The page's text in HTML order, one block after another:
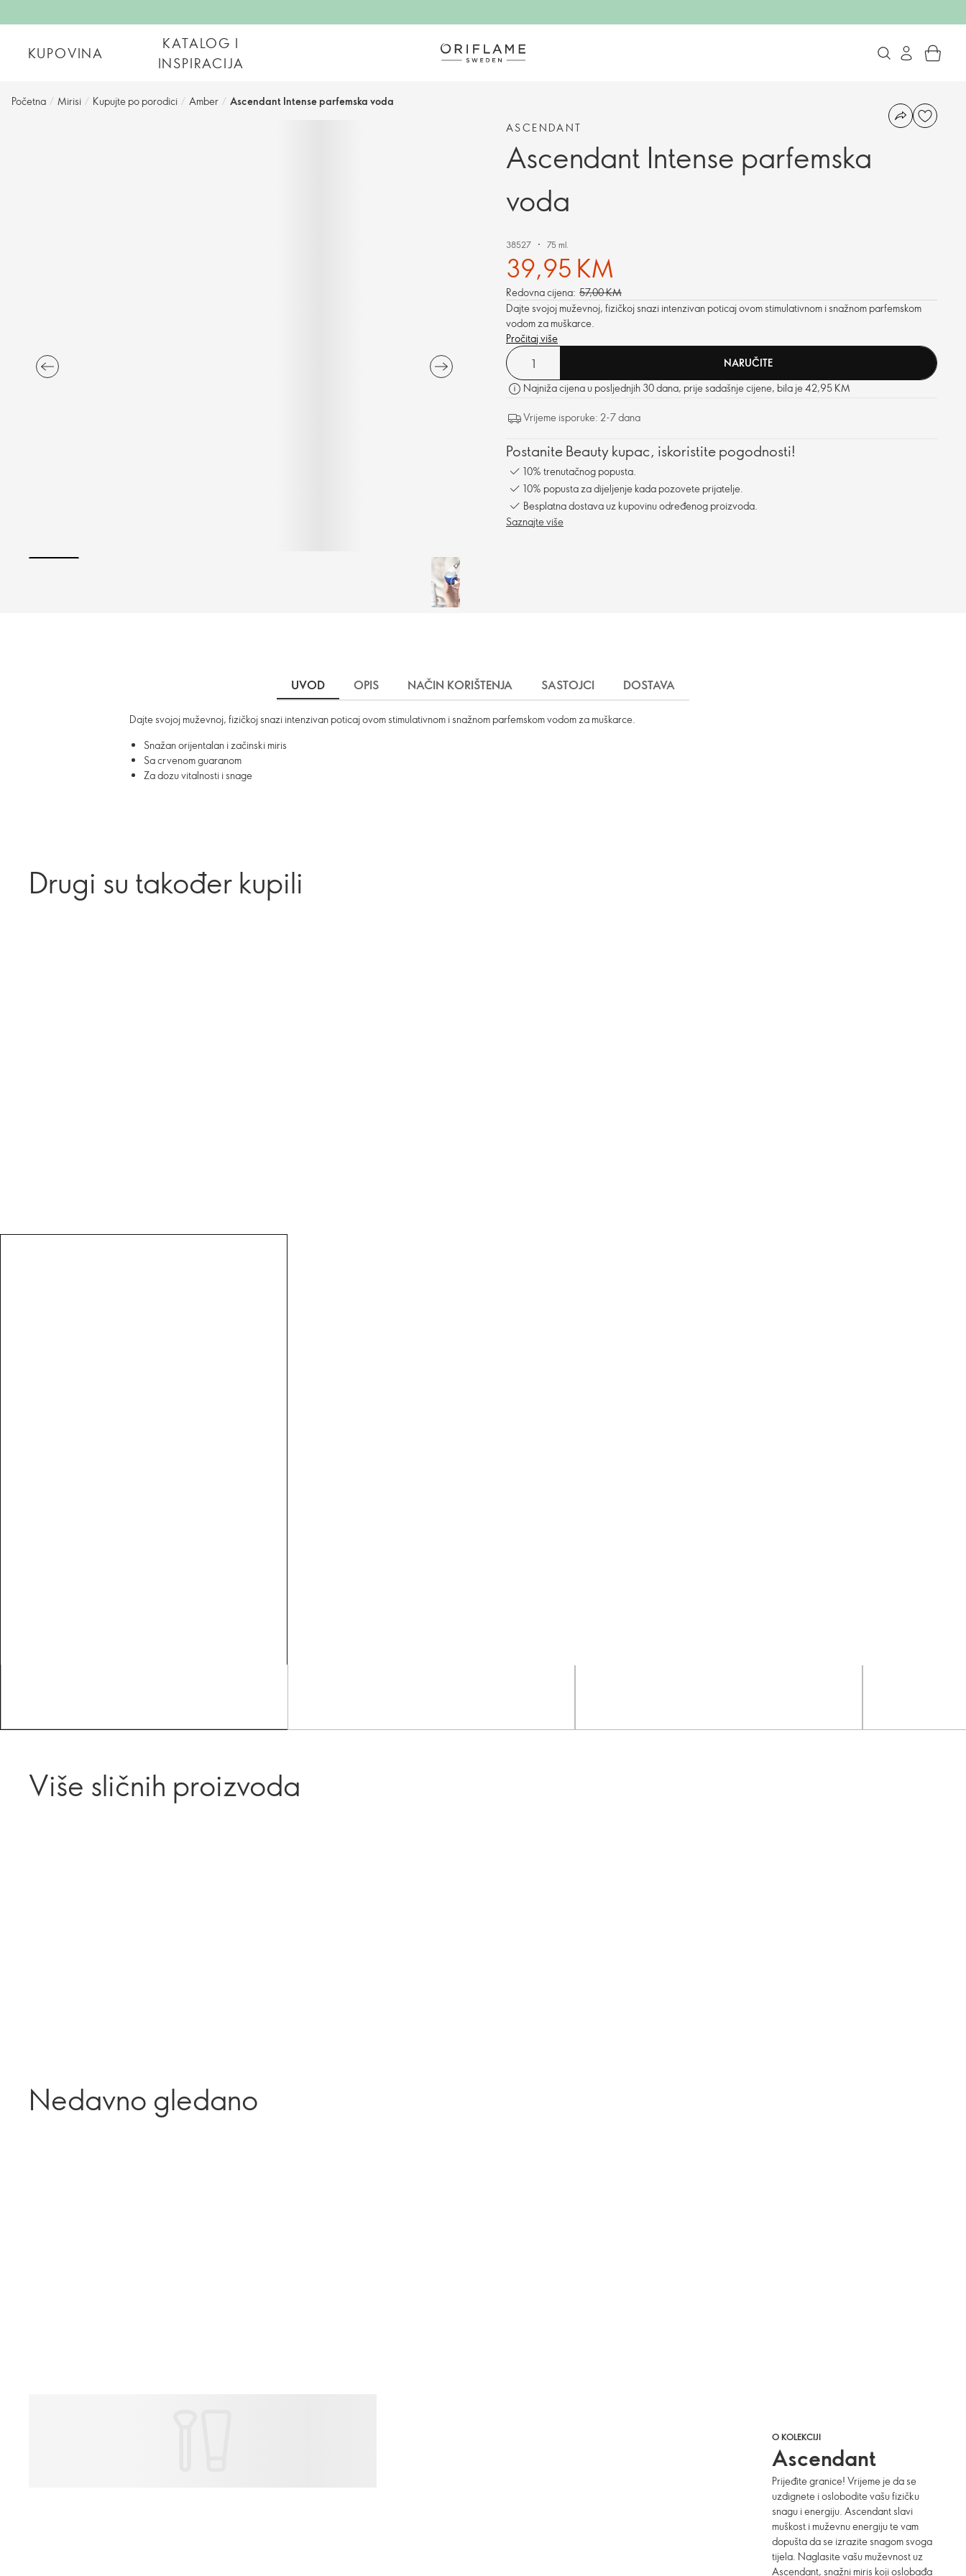
KUPOVINA
KATALOG I
INSPIRACIJA
Početna / Mirisi / Kupujte po porodici / Amber / Ascendant Intense parfemska voda
ASCENDANT
Ascendant Intense parfemska
voda
38527 75 ml.
39,95 KM
Redovna cijena: 57,00 KM
Dajte svojoj muževnoj, fizičkoj snazi intenzivan poticaj ovom stimulativnom i snažnom parfemskom
vodom za muškarce.
Pročitaj više
NARUČITE
Najniža cijena u posljednjih 30 dana, prije sadašnje cijene, bila je 42,95 KM
Vrijeme isporuke: 2-7 dana
Postanite Beauty kupac, iskoristite pogodnosti!
10% trenutačnog popusta.
10% popusta za dijeljenje kada pozovete prijatelje.
Besplatna dostava uz kupovinu određenog proizvoda.
Saznajte više
UVOD OPIS NAČIN KORIŠTENJA SASTOJCI DOSTAVA
Dajte svojoj muževnoj, fizičkoj snazi intenzivan poticaj ovom stimulativnom i snažnom parfemskom vodom za muškarce.
Snažan orijentalan i začinski miris
Sa crvenom guaranom
Za dozu vitalnosti i snage
Drugi su također kupili
Više sličnih proizvoda
Nedavno gledano
O KOLEKCIJI
Ascendant
Prijeđite granice! Vrijeme je da se
uzdignete i oslobodite vašu fizičku
snagu i energiju. Ascendant slavi
muškost i muževnu energiju te vam
dopušta da se izrazite snagom svoga
tijela. Naglasite vašu muževnost uz
Ascendant, snažni miris koji oslobađa